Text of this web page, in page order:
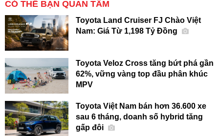
CÓ THỂ BẠN QUAN TÂM
Toyota Land Cruiser FJ Chào Việt
Nam: Giá Từ 1,198 Tỷ Đồng
Toyota Veloz Cross tăng bứt phá gần
62%, vững vàng top đầu phân khúc
MPV
Toyota Việt Nam bán hơn 36.600 xe
sau 6 tháng, doanh số hybrid tăng
gấp đôi